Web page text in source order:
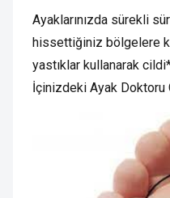
Ayaklarınızda sürekli
hissettiğiniz bölgelere
yastıklar kullanarak
İçinizdeki Ayak Doktoru